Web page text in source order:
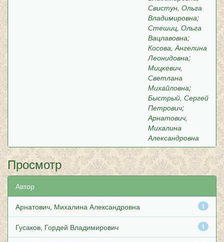
Свистун, Ольга
Владимировна;
Стешиц, Ольга
Вацлавовна;
Косова, Ангелина
Леонидовна;
Мицкевич,
Светлана
Михайловна;
Быстрый, Сергей
Петрович;
Арнатович,
Михалина
Александровна
Просмотр
Автор
1
Арнатович, Михалина Александровна
1
Гусаков, Гордей Владимирович